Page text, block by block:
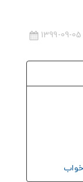
1399-09-05